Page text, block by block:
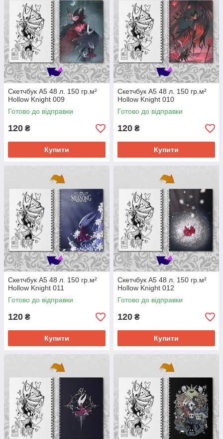
Скетчбук А5 48 л. 150 гр.м²
Hollow Knight 009
Готово до відправки
120 ₴
Купити
Скетчбук А5 48 л. 150 гр.м²
Hollow Knight 010
Готово до відправки
120 ₴
Купити
Скетчбук А5 48 л. 150 гр.м²
Hollow Knight 011
Готово до відправки
120 ₴
Купити
Скетчбук А5 48 л. 150 гр.м²
Hollow Knight 012
Готово до відправки
120 ₴
Купити